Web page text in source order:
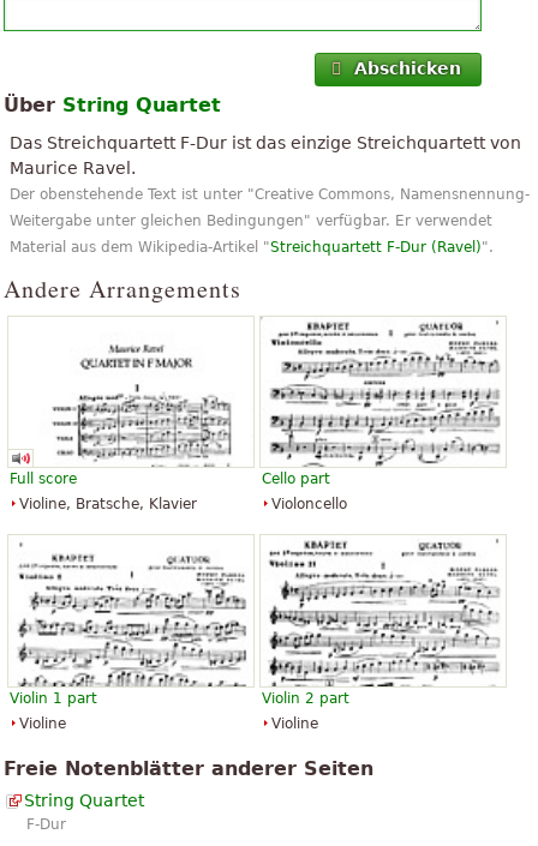
Abschicken
Über String Quartet
Das Streichquartett F-Dur ist das einzige Streichquartett von
Maurice Ravel.
Der obenstehende Text ist unter "Creative Commons, Namensnennung-
Weitergabe unter gleichen Bedingungen" verfügbar. Er verwendet
Material aus dem Wikipedia-Artikel "Streichquartett F-Dur (Ravel)".
Andere Arrangements
Full score
Violine, Bratsche, Klavier
Cello part
Violoncello
Violin 1 part
Violine
Violin 2 part
Violine
Freie Notenblätter anderer Seiten
String Quartet
F-Dur